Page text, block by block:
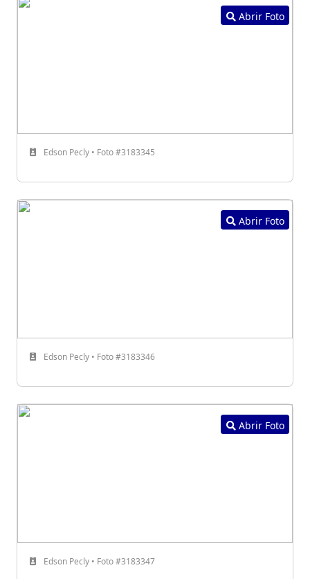
Abrir Foto
Edson Pecly • Foto #3183345
Abrir Foto
Edson Pecly • Foto #3183346
Abrir Foto
Edson Pecly • Foto #3183347